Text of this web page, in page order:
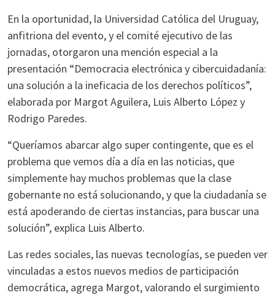
En la oportunidad, la Universidad Católica del Uruguay,
anfitriona del evento, y el comité ejecutivo de las
jornadas, otorgaron una mención especial a la
presentación “Democracia electrónica y cibercuidadanía:
una solución a la ineficacia de los derechos políticos”,
elaborada por Margot Aguilera, Luis Alberto López y
Rodrigo Paredes.
“Queríamos abarcar algo super contingente, que es el
problema que vemos día a día en las noticias, que
simplemente hay muchos problemas que la clase
gobernante no está solucionando, y que la ciudadanía se
está apoderando de ciertas instancias, para buscar una
solución”, explica Luis Alberto.
Las redes sociales, las nuevas tecnologías, se pueden ver
vinculadas a estos nuevos medios de participación
democrática, agrega Margot, valorando el surgimiento